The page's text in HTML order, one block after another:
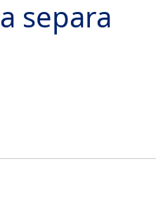
a separa